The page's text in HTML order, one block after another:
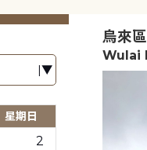
星期日
2
烏來
Wulai